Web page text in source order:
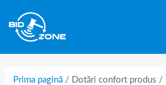
content
Prima pagină / Dotări confort produs /